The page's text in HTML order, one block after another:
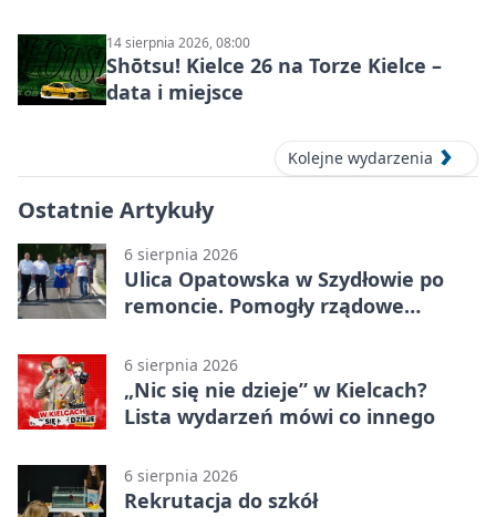
14 sierpnia 2026, 08:00
Shōtsu! Kielce 26 na Torze Kielce –
data i miejsce
Kolejne wydarzenia
Ostatnie Artykuły
6 sierpnia 2026
Ulica Opatowska w Szydłowie po
remoncie. Pomogły rządowe
6 sierpnia 2026
„Nic się nie dzieje” w Kielcach?
Lista wydarzeń mówi co innego
6 sierpnia 2026
Rekrutacja do szkół